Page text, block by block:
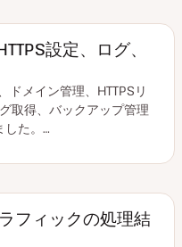
設定、ログ、
メイン管理、HTTPSリ
取得、バックアップ管理
した。…
フィックの処理結